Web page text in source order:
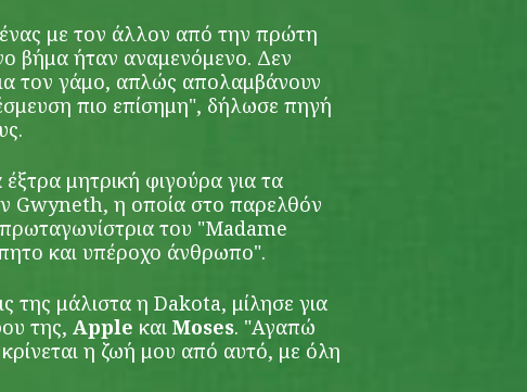
ένας με τον άλλον από την πρώτη
βήμα ήταν αναμενόμενο. Δεν
τον γάμο, απλώς απολαμβάνουν
πιο επίσημη", δήλωσε πηγή
μητρική φιγούρα για τα
Gwyneth, η οποία στο παρελθόν
πρωταγωνίστρια του "Madame
και υπέροχο άνθρωπο".
της μάλιστα η Dakota, μίλησε για
της, Apple και Moses. "Αγαπώ
η ζωή μου από αυτό, με όλη